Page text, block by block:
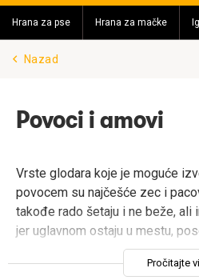
Teraristika
Brendovi
Prijavi se
Hrana za pse Hrana za mačke
Nazad
Povoci i amovi
Vrste glodara koje je moguće
povocem su najčešće zec i
takođe rado šetaju i ne beže, ali
jer uglavnom ostaju u mestu,
Pročitajte